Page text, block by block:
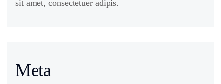
sit amet, consectetuer adipis.
Meta